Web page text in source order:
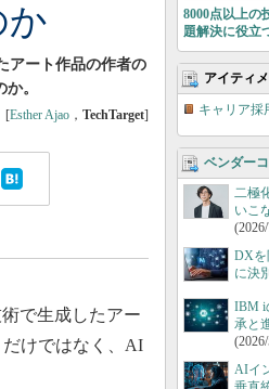
か
アート作品の作者の
。
[Esther Ajao ， TechTarget]
で生成したアー
けではなく、AI
8000点以上の
題解決に役立
アイティ
キャリア採
ベンダー
二極
いこ
DXを
に決
IBM i
承と
AIイ